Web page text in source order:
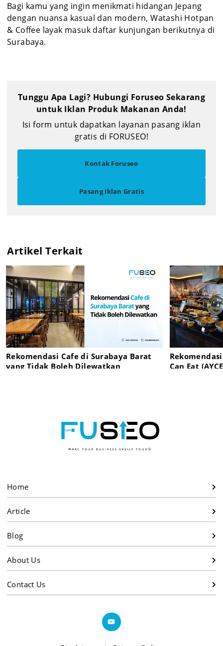
Bagi kamu yang ingin menikmati hidangan Jepang
dengan nuansa kasual dan modern, Watashi Hotpan
& Coffee layak masuk daftar kunjungan berikutnya di
Surabaya.
Tunggu Apa Lagi? Hubungi Foruseo Sekarang
untuk Iklan Produk Makanan Anda!
Isi form untuk dapatkan layanan pasang iklan
gratis di FORUSEO!
Kontak Foruseo
Pasang Iklan Gratis
Artikel Terkait
Rekomendasi Cafe di Surabaya Barat
yang Tidak Boleh Dilewatkan
Can Eat
Home
Article
Blog
About Us
Contact Us